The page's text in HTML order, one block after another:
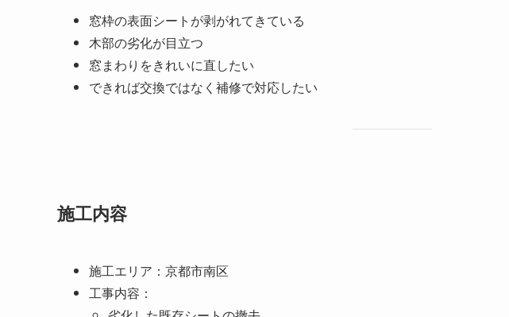
窓枠の表面シートが剥がれてきている
木部の劣化が目立つ
窓まわりをきれいに直したい
できれば交換ではなく補修で対応したい
施工内容
施工エリア：京都市南区
工事内容：